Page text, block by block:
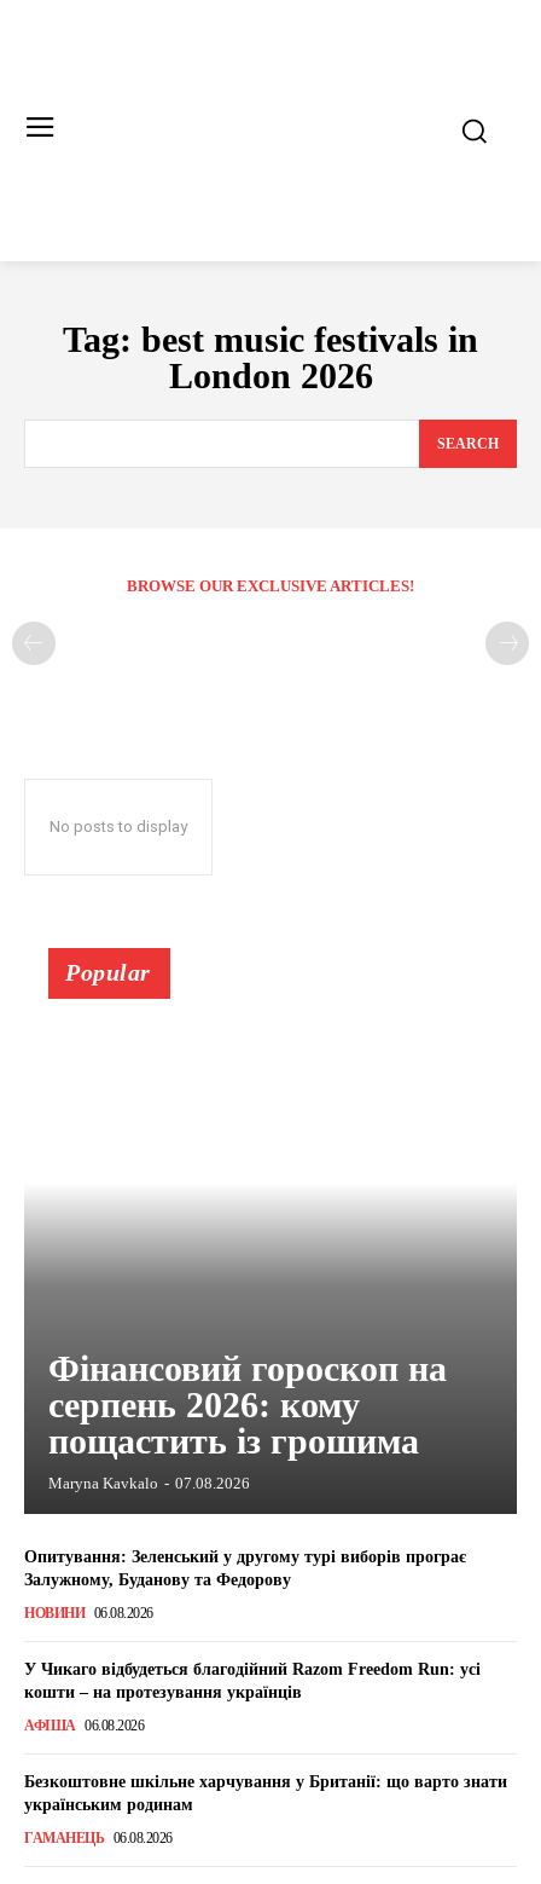
Tag: best music festivals in
London 2026
SEARCH
BROWSE OUR EXCLUSIVE ARTICLES!
No posts to display
Popular
Фінансовий гороскоп на
серпень 2026: кому
пощастить із грошима
Maryna Kavkalo - 07.08.2026
Опитування: Зеленський у другому турі виборів програє
Залужному, Буданову та Федорову
НОВИНИ 06.08.2026
У Чикаго відбудеться благодійний Razom Freedom Run: усі
кошти – на протезування українців
АФІША 06.08.2026
Безкоштовне шкільне харчування у Британії: що варто знати
українським родинам
ГАМАНЕЦЬ 06.08.2026